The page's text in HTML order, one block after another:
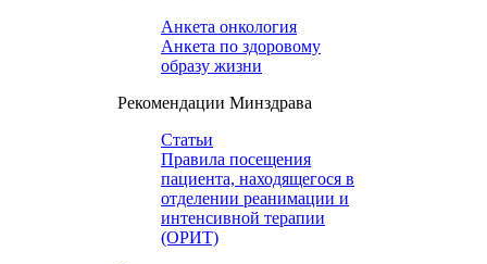
Анкета онкология
Анкета по здоровому
образу жизни
Рекомендации Минздрава
Статьи
Правила посещения
пациента, находящегося в
отделении реанимации и
интенсивной терапии
(ОРИТ)